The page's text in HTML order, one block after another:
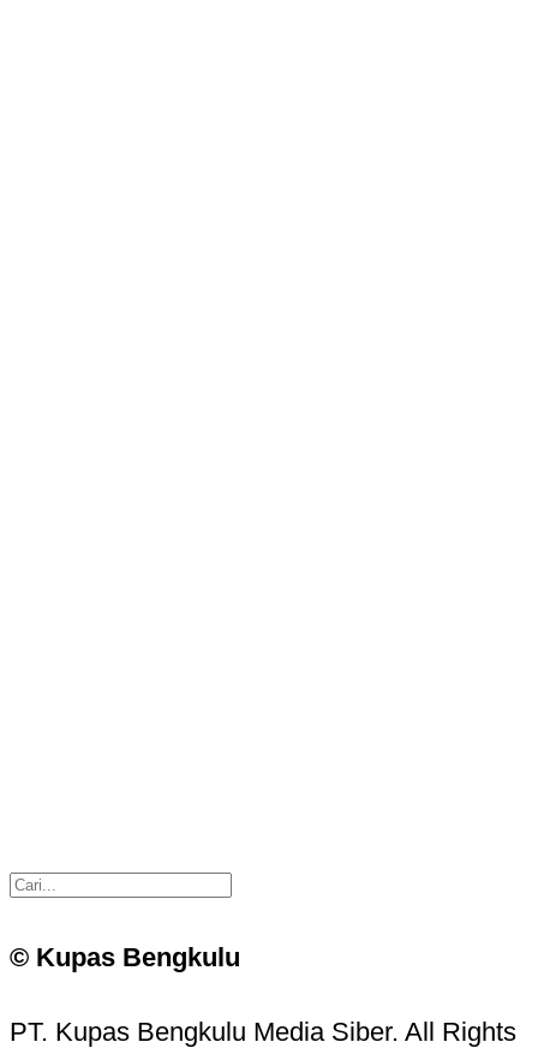
© Kupas Bengkulu
PT. Kupas Bengkulu Media Siber. All Rights